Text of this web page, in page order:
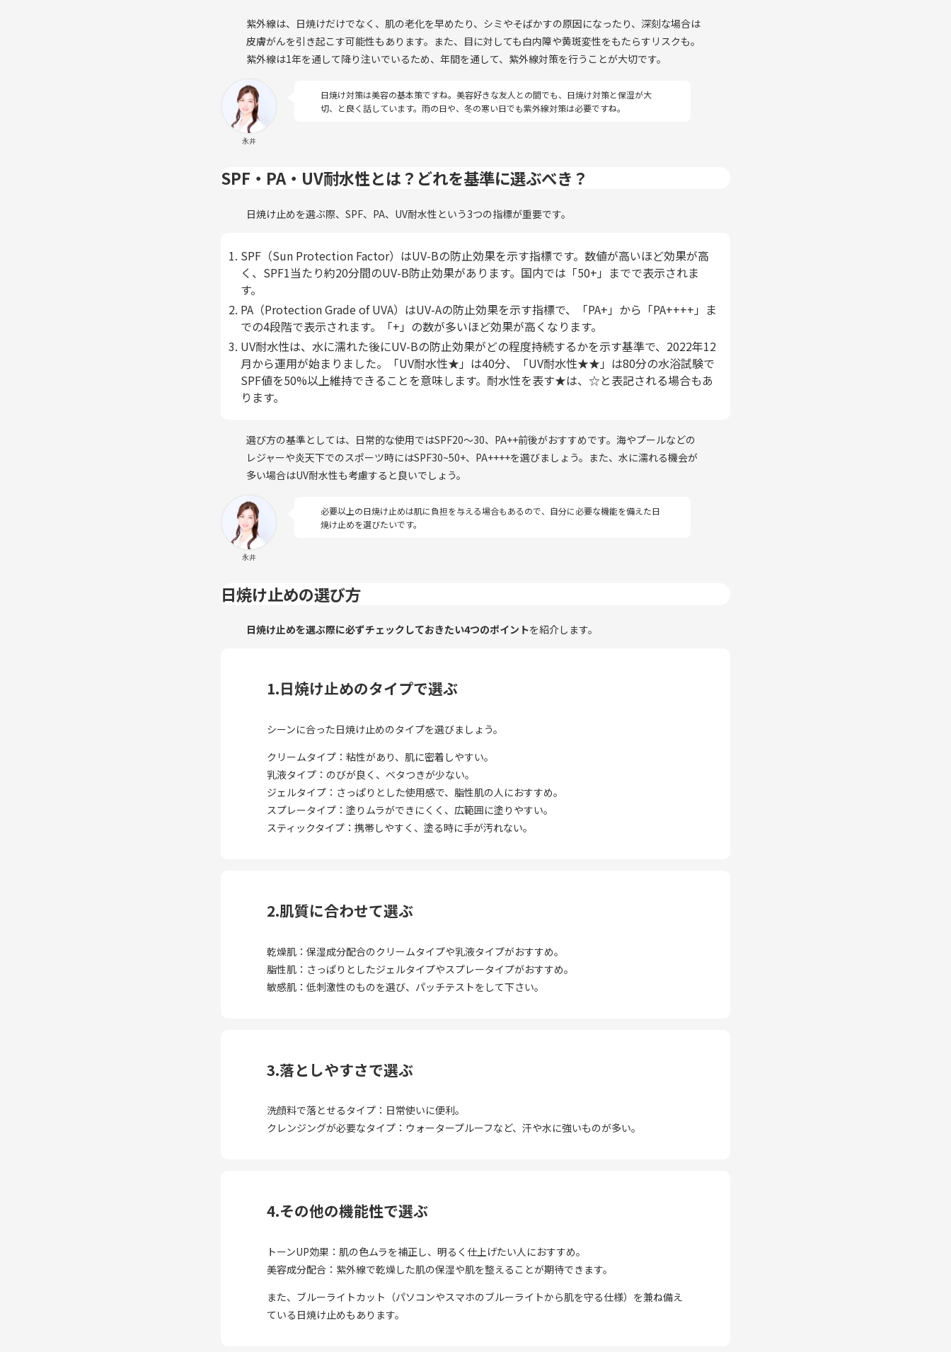
紫外線は、日焼けだけでなく、肌の老化を早めたり、シミやそばかすの原因になったり、深刻な場合は
皮膚がんを引き起こす可能性もあります。また、目に対しても白内障や黄斑変性をもたらすリスクも。
紫外線は1年を通して降り注いでいるため、年間を通して、紫外線対策を行うことが大切です。
永井
日焼け対策は美容の基本策ですね。美容好きな友人との間でも、日焼け対策と保湿が大
切、と良く話しています。雨の日や、冬の寒い日でも紫外線対策は必要ですね。
SPF・PA・UV耐水性とは？どれを基準に選ぶべき？
日焼け止めを選ぶ際、SPF、PA、UV耐水性という3つの指標が重要です。
SPF（Sun Protection Factor）はUV-Bの防止効果を示す指標です。数値が高いほど効果が高
く、SPF1当たり約20分間のUV-B防止効果があります。国内では「50+」までで表示されま
す。
PA（Protection Grade of UVA）はUV-Aの防止効果を示す指標で、「PA+」から「PA++++」ま
での4段階で表示されます。「+」の数が多いほど効果が高くなります。
UV耐水性は、水に濡れた後にUV-Bの防止効果がどの程度持続するかを示す基準で、2022年12
月から運用が始まりました。「UV耐水性★」は40分、「UV耐水性★★」は80分の水浴試験で
SPF値を50%以上維持できることを意味します。耐水性を表す★は、☆と表記される場合もあ
ります。
選び方の基準としては、日常的な使用ではSPF20〜30、PA++前後がおすすめです。海やプールなどの
レジャーや炎天下でのスポーツ時にはSPF30~50+、PA++++を選びましょう。また、水に濡れる機会が
多い場合はUV耐水性も考慮すると良いでしょう。
永井
必要以上の日焼け止めは肌に負担を与える場合もあるので、自分に必要な機能を備えた日
焼け止めを選びたいです。
日焼け止めの選び方
日焼け止めを選ぶ際に必ずチェックしておきたい4つのポイントを紹介します。
1.日焼け止めのタイプで選ぶ
シーンに合った日焼け止めのタイプを選びましょう。
クリームタイプ：粘性があり、肌に密着しやすい。
乳液タイプ：のびが良く、ベタつきが少ない。
ジェルタイプ：さっぱりとした使用感で、脂性肌の人におすすめ。
スプレータイプ：塗りムラができにくく、広範囲に塗りやすい。
スティックタイプ：携帯しやすく、塗る時に手が汚れない。
2.肌質に合わせて選ぶ
乾燥肌：保湿成分配合のクリームタイプや乳液タイプがおすすめ。
脂性肌：さっぱりとしたジェルタイプやスプレータイプがおすすめ。
敏感肌：低刺激性のものを選び、パッチテストをして下さい。
3.落としやすさで選ぶ
洗顔料で落とせるタイプ：日常使いに便利。
クレンジングが必要なタイプ：ウォータープルーフなど、汗や水に強いものが多い。
4.その他の機能性で選ぶ
トーンUP効果：肌の色ムラを補正し、明るく仕上げたい人におすすめ。
美容成分配合：紫外線で乾燥した肌の保湿や肌を整えることが期待できます。
また、ブルーライトカット（パソコンやスマホのブルーライトから肌を守る仕様）を兼ね備え
ている日焼け止めもあります。